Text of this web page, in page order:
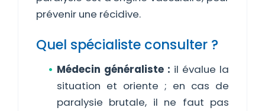
prévenir une récidive.
Quel spécialiste consulter ?
Médecin généraliste : il évalue la
situation et oriente ; en cas de
paralysie brutale, il ne faut pas